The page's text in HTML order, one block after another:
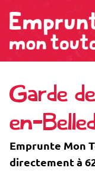
Garde
en-
Emprunte Mon
directement à